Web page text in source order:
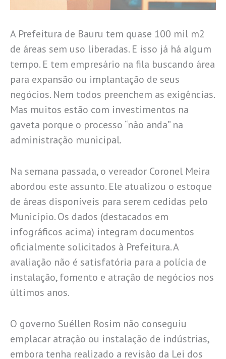
A Prefeitura de Bauru tem quase 100 mil m2
de áreas sem uso liberadas. E isso já há algum
tempo. E tem empresário na fila buscando área
para expansão ou implantação de seus
negócios. Nem todos preenchem as exigências.
Mas muitos estão com investimentos na
gaveta porque o processo “não anda” na
administração municipal.
Na semana passada, o vereador Coronel Meira
abordou este assunto. Ele atualizou o estoque
de áreas disponíveis para serem cedidas pelo
Município. Os dados (destacados em
infográficos acima) integram documentos
oficialmente solicitados à Prefeitura. A
avaliação não é satisfatória para a polícia de
instalação, fomento e atração de negócios nos
últimos anos.
O governo Suéllen Rosim não conseguiu
emplacar atração ou instalação de indústrias,
embora tenha realizado a revisão da Lei dos